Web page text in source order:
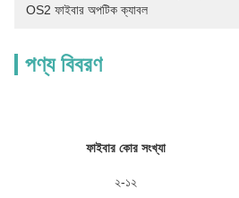
OS2 ফাইবার অপটিক ক্যাবল
পণ্য বিবরণ
ফাইবার কোর সংখ্যা
২-১২